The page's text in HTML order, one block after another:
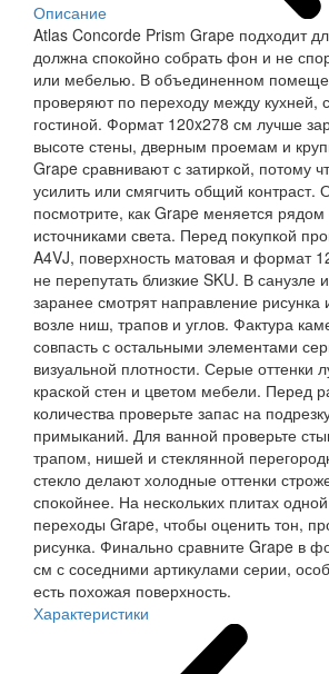
Описание
Atlas Concorde Prism Grape подходит
должна спокойно собрать фон и не
или мебелью. В объединенном
проверяют по переходу между кухней,
гостиной. Формат 120x278 см лучше
высоте стены, дверным проемам и
Grape сравнивают с затиркой, потому
усилить или смягчить общий контраст.
посмотрите, как Grape меняется
источниками света. Перед покупкой
A4VJ, поверхность матовая и формат
не перепутать близкие SKU. В санузле
заранее смотрят направление рисунка
возле ниш, трапов и углов. Фактура
совпасть с остальными элементами
визуальной плотности. Серые оттенки
краской стен и цветом мебели. Перед
количества проверьте запас на
примыканий. Для ванной проверьте
трапом, нишей и стеклянной
стекло делают холодные оттенки
спокойнее. На нескольких плитах
переходы Grape, чтобы оценить тон,
рисунка. Финально сравните Grape в
см с соседними артикулами серии,
есть похожая поверхность.
Характеристики